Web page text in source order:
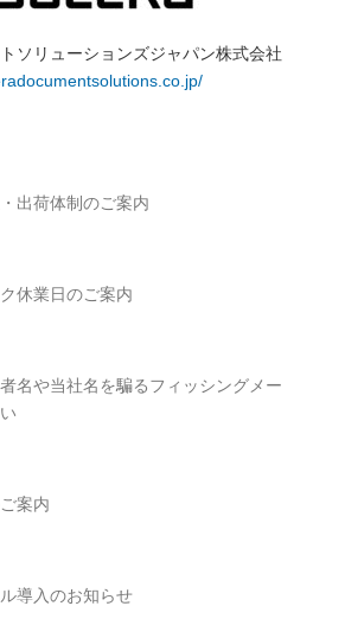
ソリューションズジャパン株式会社
出荷体制のご案内
休業日のご案内
者名や当社名を騙るフィッシングメー
案内
導入のお知らせ